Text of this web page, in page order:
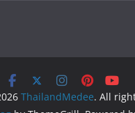
ThailandMedee. All